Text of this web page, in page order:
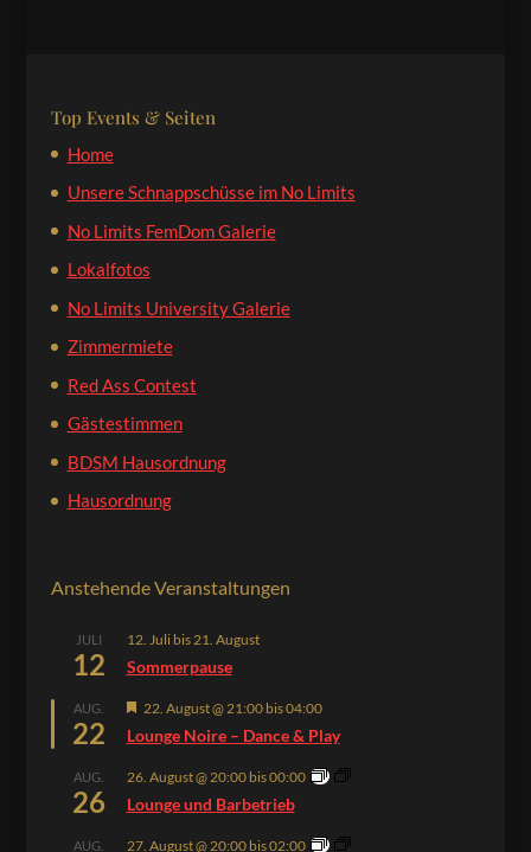
Top Events & Seiten
Home
Unsere Schnappschüsse im No Limits
No Limits FemDom Galerie
Lokalfotos
No Limits University Galerie
Zimmermiete
Red Ass Contest
Gästestimmen
BDSM Hausordnung
Hausordnung
Anstehende Veranstaltungen
JULI
12
12. Julibis21. August
Sommerpause
AUG.
22
Hervorgehoben
22. August @ 21:00bis04:00
Lounge Noire – Dance & Play
AUG.
26
26. August @ 20:00bis00:00
Lounge und Barbetrieb
AUG. 27. August @ 20:00bis02:00